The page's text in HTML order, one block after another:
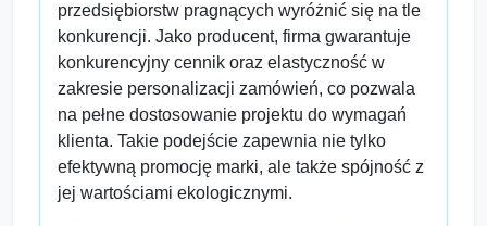
przedsiębiorstw pragnących wyróżnić się na tle
konkurencji. Jako producent, firma gwarantuje
konkurencyjny cennik oraz elastyczność w
zakresie personalizacji zamówień, co pozwala
na pełne dostosowanie projektu do wymagań
klienta. Takie podejście zapewnia nie tylko
efektywną promocję marki, ale także spójność z
jej wartościami ekologicznymi.